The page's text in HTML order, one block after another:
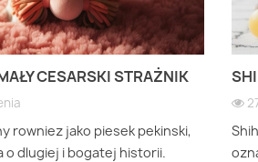
CESARSKI STRAŻNIK
rowniez jako piesek pekinski,
o dlugiej i bogatej historii.